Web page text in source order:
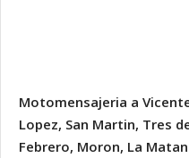
Motomensajeria a
Lopez, San Martin, Tres
Febrero, Moron, La